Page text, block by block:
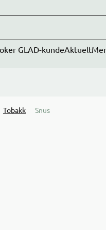
GLAD-kundeAktueltMer
Tobakk Snus